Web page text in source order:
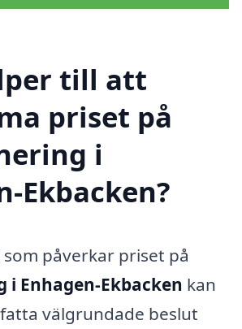
till att
priset på
i
Ekbacken?
påverkar priset på
i Enhagen-Ekbacken kan
välgrundade beslut